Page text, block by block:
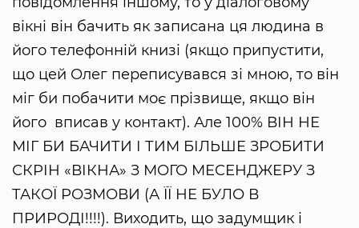
вікні він бачить як записана ця людина в
його телефонній книзі (якщо припустити,
що цей Олег переписувався зі мною, то він
міг би побачити моє прізвище, якщо він
його вписав у контакт). Але 100% ВІН НЕ
МІГ БИ БАЧИТИ І ТИМ БІЛЬШЕ ЗРОБИТИ
СКРІН «ВІКНА» З МОГО МЕСЕНДЖЕРУ З
ТАКОЇ РОЗМОВИ (А ЇЇ НЕ БУЛО В
ПРИРОДІ!!!!). Виходить, що задумщик і